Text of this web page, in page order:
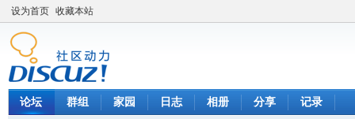
设为首页 收藏本站
论坛 群组 家园 日志 相册 分享 记录